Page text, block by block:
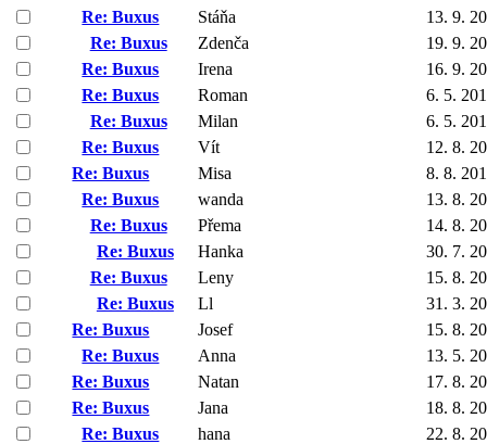
Re: Buxus
Stáňa
13. 9.
Re: Buxus
Zdenča
19. 9.
Re: Buxus
Irena
16. 9.
Re: Buxus
Roman
6. 5.
Re: Buxus
Milan
6. 5.
Re: Buxus
Vít
12. 8.
Re: Buxus
Misa
8. 8.
Re: Buxus
wanda
13. 8.
Re: Buxus
Přema
14. 8.
Re: Buxus
Hanka
30. 7.
Re: Buxus
Leny
15. 8.
Re: Buxus
Ll
31. 3.
Re: Buxus
Josef
15. 8.
Re: Buxus
Anna
13. 5.
Re: Buxus
Natan
17. 8.
Re: Buxus
Jana
18. 8.
Re: Buxus
hana
22. 8.